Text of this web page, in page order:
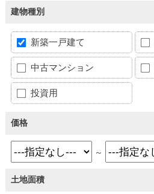
建物種別
新築一戸建て
中古マンション
投資用
価格
～
土地面積